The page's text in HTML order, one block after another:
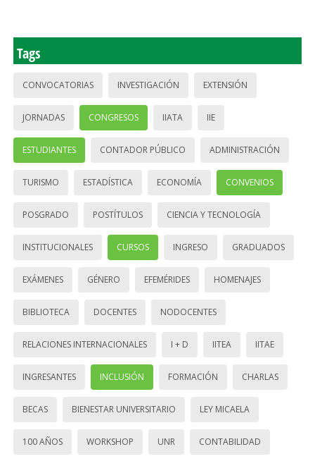
Tags
CONVOCATORIAS INVESTIGACIÓN EXTENSIÓN
JORNADAS CONGRESOS IIATA IIE
ESTUDIANTES CONTADOR PÚBLICO ADMINISTRACIÓN
TURISMO ESTADÍSTICA ECONOMÍA CONVENIOS
POSGRADO POSTÍTULOS CIENCIA Y TECNOLOGÍA
INSTITUCIONALES CURSOS INGRESO GRADUADOS
EXÁMENES GÉNERO EFEMÉRIDES HOMENAJES
BIBLIOTECA DOCENTES NODOCENTES
RELACIONES INTERNACIONALES I + D IITEA IITAE
INGRESANTES INCLUSIÓN FORMACIÓN CHARLAS
BECAS BIENESTAR UNIVERSITARIO LEY MICAELA
100 AÑOS WORKSHOP UNR CONTABILIDAD